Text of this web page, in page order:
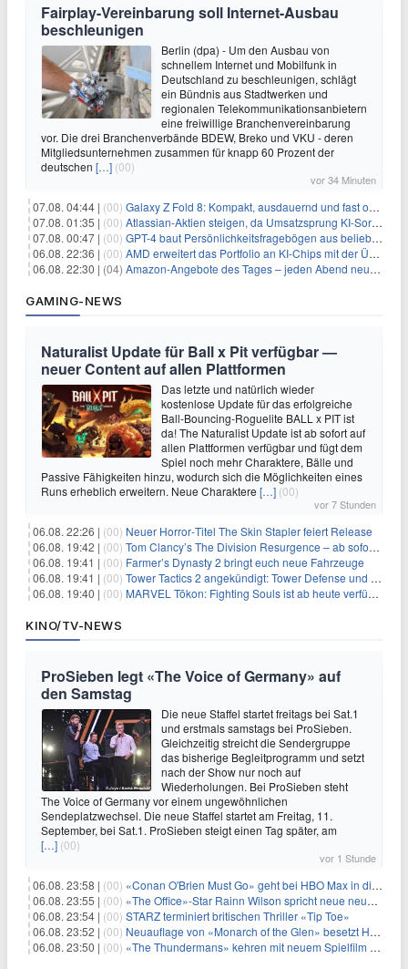
Fairplay-Vereinbarung soll Internet-Ausbau
beschleunigen
Berlin (dpa) - Um den Ausbau von
schnellem Internet und Mobilfunk in
Deutschland zu beschleunigen, schlägt
ein Bündnis aus Stadtwerken und
regionalen Telekommunikationsanbietern
eine freiwillige Branchenvereinbarung
vor. Die drei Branchenverbände BDEW, Breko und VKU - deren
Mitgliedsunternehmen zusammen für knapp 60 Prozent der
deutschen […] (00)
vor 34 Minuten
07.08. 04:44 | (00) Galaxy Z Fold 8: Kompakt, ausdauernd und fast ohne Falte
07.08. 01:35 | (00) Atlassian-Aktien steigen, da Umsatzsprung KI-Sorgen dämpft
07.08. 00:47 | (00) GPT-4 baut Persönlichkeitsfragebögen aus beliebigen Texten und sagt Antworten voraus
06.08. 22:36 | (00) AMD erweitert das Portfolio an KI-Chips mit der Übernahme von Taalas
06.08. 22:30 | (04) Amazon-Angebote des Tages – jeden Abend neue Deals zum Stöbern
GAMING-NEWS
Naturalist Update für Ball x Pit verfügbar —
neuer Content auf allen Plattformen
Das letzte und natürlich wieder
kostenlose Update für das erfolgreiche
Ball-Bouncing-Roguelite BALL x PIT ist
da! The Naturalist Update ist ab sofort auf
allen Plattformen verfügbar und fügt dem
Spiel noch mehr Charaktere, Bälle und
Passive Fähigkeiten hinzu, wodurch sich die Möglichkeiten eines
Runs erheblich erweitern. Neue Charaktere […] (00)
vor 7 Stunden
06.08. 22:26 | (00) Neuer Horror‑Titel The Skin Stapler feiert Release
06.08. 19:42 | (00) Tom Clancy’s The Division Resurgence – ab sofort für euch verfügbar
06.08. 19:41 | (00) Farmer’s Dynasty 2 bringt euch neue Fahrzeuge
06.08. 19:41 | (00) Tower Tactics 2 angekündigt: Tower Defense und Deckbuilding Kombo kehrt zurück
06.08. 19:40 | (00) MARVEL Tōkon: Fighting Souls ist ab heute verfügbar
KINO/TV-NEWS
ProSieben legt «The Voice of Germany» auf
den Samstag
Die neue Staffel startet freitags bei Sat.1
und erstmals samstags bei ProSieben.
Gleichzeitig streicht die Sendergruppe
das bisherige Begleitprogramm und setzt
nach der Show nur noch auf
Wiederholungen. Bei ProSieben steht
The Voice of Germany vor einem ungewöhnlichen
Sendeplatzwechsel. Die neue Staffel startet am Freitag, 11.
September, bei Sat.1. ProSieben steigt einen Tag später, am
[…] (00)
vor 1 Stunde
06.08. 23:58 | (00) «Conan O'Brien Must Go» geht bei HBO Max in die dritte Runde
06.08. 23:55 | (00) «The Office»-Star Rainn Wilson spricht neue neuseeländische Serie «Settling»
06.08. 23:54 | (00) STARZ terminiert britischen Thriller «Tip Toe»
06.08. 23:52 | (00) Neuauflage von «Monarch of the Glen» besetzt Hauptrollen
06.08. 23:50 | (00) «The Thundermans» kehren mit neuem Spielfilm zurück